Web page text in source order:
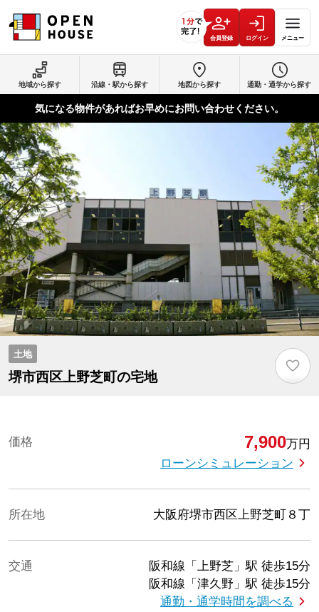
会員登録 ログイン メニュー
地域から探す 沿線・駅から探す 地図から探す 通勤・通学から探す
気になる物件があればお早めにお問い合わせください。
土地
堺市西区上野芝町の宅地
♡
価格 7,900万円
ローンシミュレーション
所在地 大阪府堺市西区上野芝町８丁
交通 阪和線「上野芝」駅 徒歩15分
阪和線「津久野」駅 徒歩15分
通勤・通学時間を調べる